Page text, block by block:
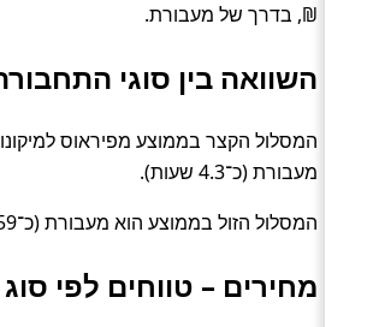
₪, בדרך של מעבורת.
השוואה בין סוגי
המסלול הקצר בממוצע מפיראוס
מעבורת (כ־4.3 שעות).
המסלול הזול בממוצע הוא מעבורת (כ־259 ₪).
מחירים – טווחים לפי